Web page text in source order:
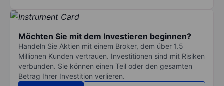
Möchten Sie mit dem Investieren beginnen?
Handeln Sie Aktien mit einem Broker, dem über 1.5
Millionen Kunden vertrauen. Investitionen sind mit Risiken
verbunden. Sie können einen Teil oder den gesamten
Betrag Ihrer Investition verlieren.